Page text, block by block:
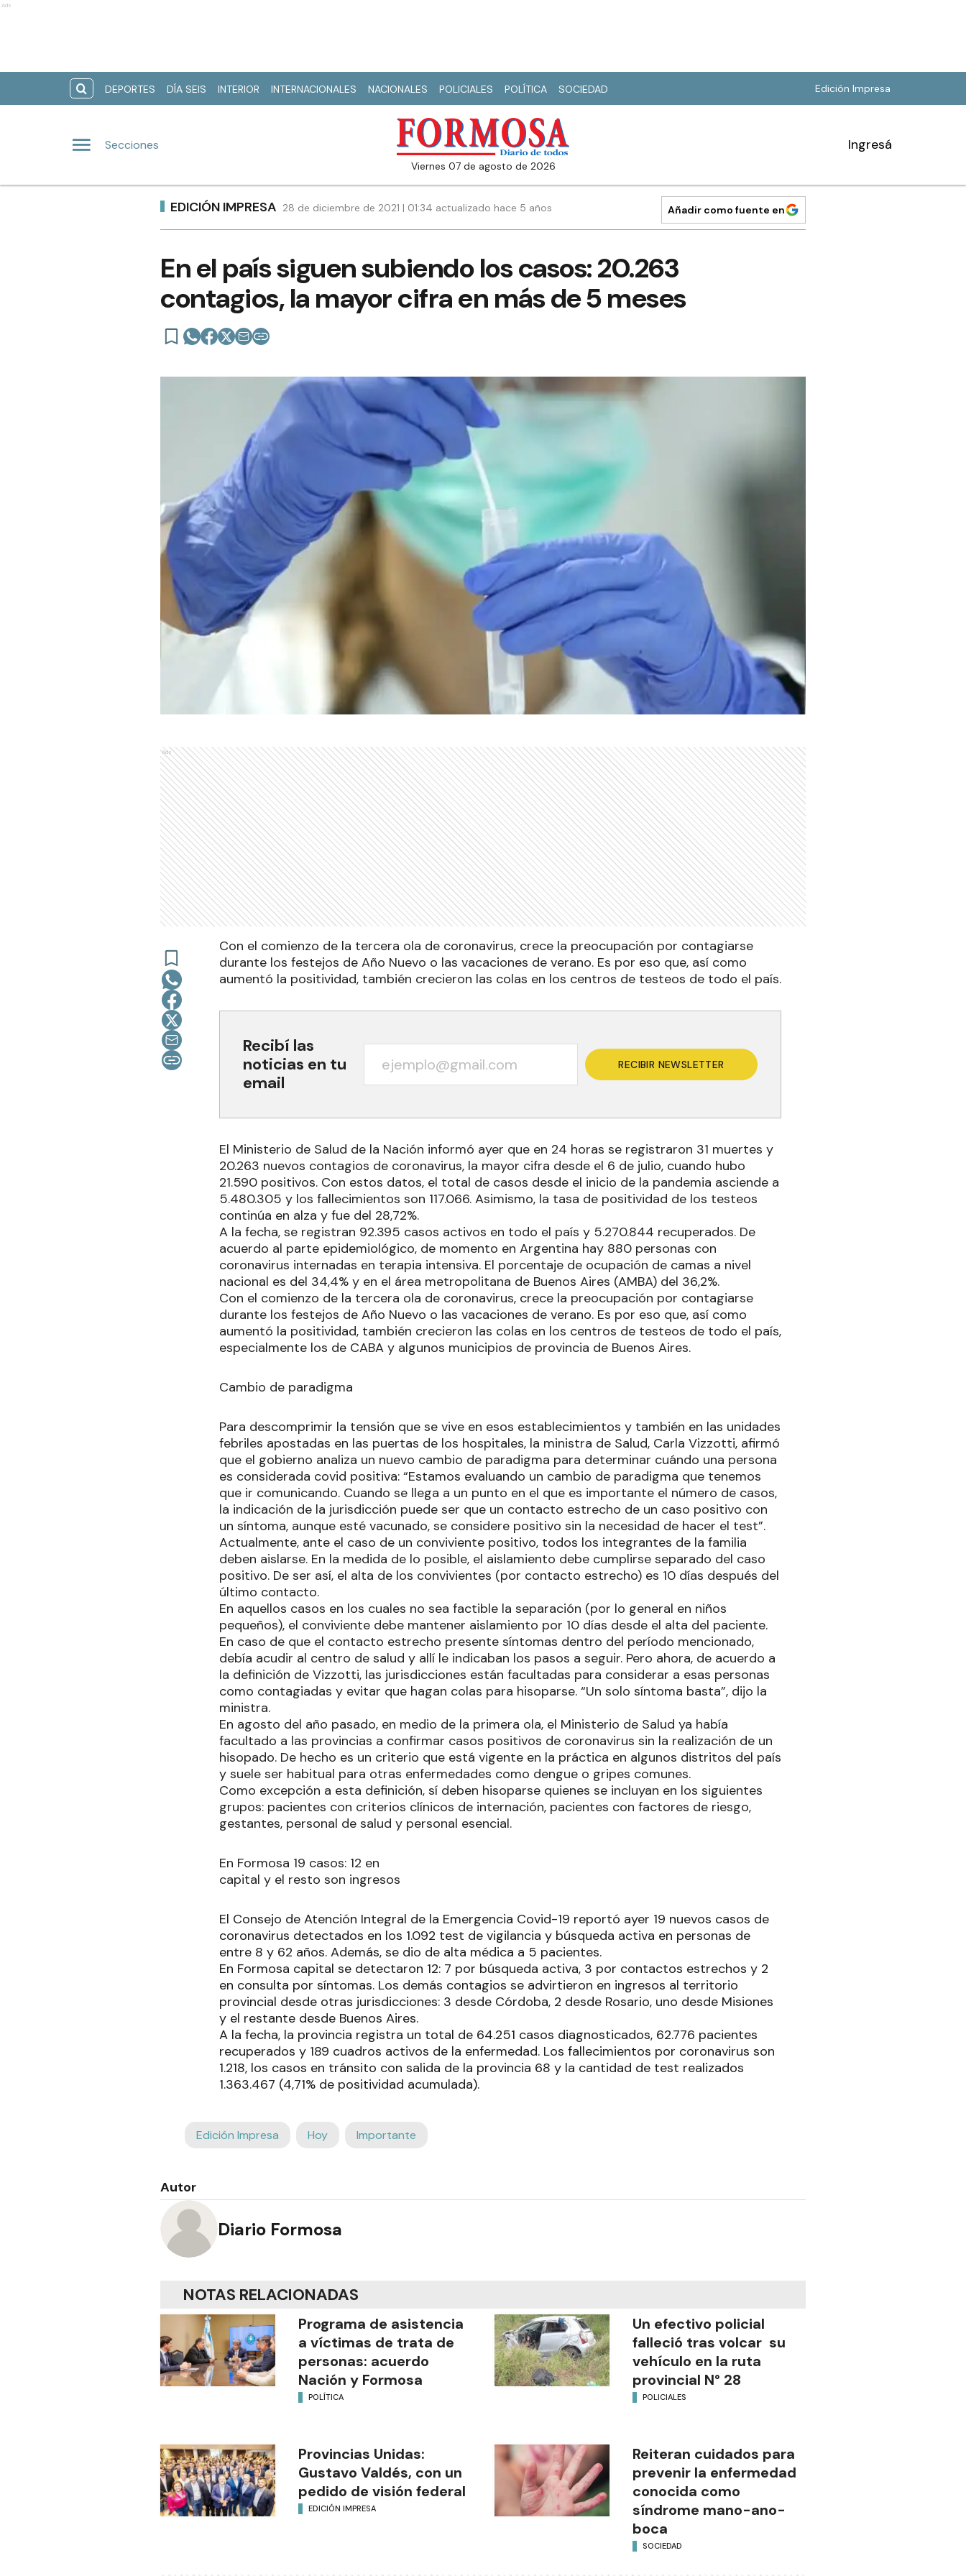
Ads
DEPORTES DÍA SEIS INTERIOR INTERNACIONALES NACIONALES POLICIALES POLÍTICA SOCIEDAD Edición Impresa
Secciones
viernes 07 de agosto de 2026
Ingresá
EDICIÓN IMPRESA 28 de diciembre de 2021 | 01:34 actualizado hace 5 años Añadir como fuente en
En el país siguen subiendo los casos: 20.263
contagios, la mayor cifra en más de 5 meses
Ads
Con el comienzo de la tercera ola de coronavirus, crece la preocupación por contagiarse
durante los festejos de Año Nuevo o las vacaciones de verano. Es por eso que, así como
aumentó la positividad, también crecieron las colas en los centros de testeos de todo el país.
Recibí las
noticias en tu
email
RECIBIR NEWSLETTER
El Ministerio de Salud de la Nación informó ayer que en 24 horas se registraron 31 muertes y
20.263 nuevos contagios de coronavirus, la mayor cifra desde el 6 de julio, cuando hubo
21.590 positivos. Con estos datos, el total de casos desde el inicio de la pandemia asciende a
5.480.305 y los fallecimientos son 117.066. Asimismo, la tasa de positividad de los testeos
continúa en alza y fue del 28,72%.
A la fecha, se registran 92.395 casos activos en todo el país y 5.270.844 recuperados. De
acuerdo al parte epidemiológico, de momento en Argentina hay 880 personas con
coronavirus internadas en terapia intensiva. El porcentaje de ocupación de camas a nivel
nacional es del 34,4% y en el área metropolitana de Buenos Aires (AMBA) del 36,2%.
Con el comienzo de la tercera ola de coronavirus, crece la preocupación por contagiarse
durante los festejos de Año Nuevo o las vacaciones de verano. Es por eso que, así como
aumentó la positividad, también crecieron las colas en los centros de testeos de todo el país,
especialmente los de CABA y algunos municipios de provincia de Buenos Aires.
Cambio de paradigma
Para descomprimir la tensión que se vive en esos establecimientos y también en las unidades
febriles apostadas en las puertas de los hospitales, la ministra de Salud, Carla Vizzotti, afirmó
que el gobierno analiza un nuevo cambio de paradigma para determinar cuándo una persona
es considerada covid positiva: “Estamos evaluando un cambio de paradigma que tenemos
que ir comunicando. Cuando se llega a un punto en el que es importante el número de casos,
la indicación de la jurisdicción puede ser que un contacto estrecho de un caso positivo con
un síntoma, aunque esté vacunado, se considere positivo sin la necesidad de hacer el test”.
Actualmente, ante el caso de un conviviente positivo, todos los integrantes de la familia
deben aislarse. En la medida de lo posible, el aislamiento debe cumplirse separado del caso
positivo. De ser así, el alta de los convivientes (por contacto estrecho) es 10 días después del
último contacto.
En aquellos casos en los cuales no sea factible la separación (por lo general en niños
pequeños), el conviviente debe mantener aislamiento por 10 días desde el alta del paciente.
En caso de que el contacto estrecho presente síntomas dentro del período mencionado,
debía acudir al centro de salud y allí le indicaban los pasos a seguir. Pero ahora, de acuerdo a
la definición de Vizzotti, las jurisdicciones están facultadas para considerar a esas personas
como contagiadas y evitar que hagan colas para hisoparse. “Un solo síntoma basta”, dijo la
ministra.
En agosto del año pasado, en medio de la primera ola, el Ministerio de Salud ya había
facultado a las provincias a confirmar casos positivos de coronavirus sin la realización de un
hisopado. De hecho es un criterio que está vigente en la práctica en algunos distritos del país
y suele ser habitual para otras enfermedades como dengue o gripes comunes.
Como excepción a esta definición, sí deben hisoparse quienes se incluyan en los siguientes
grupos: pacientes con criterios clínicos de internación, pacientes con factores de riesgo,
gestantes, personal de salud y personal esencial.
En Formosa 19 casos: 12 en
capital y el resto son ingresos
El Consejo de Atención Integral de la Emergencia Covid-19 reportó ayer 19 nuevos casos de
coronavirus detectados en los 1.092 test de vigilancia y búsqueda activa en personas de
entre 8 y 62 años. Además, se dio de alta médica a 5 pacientes.
En Formosa capital se detectaron 12: 7 por búsqueda activa, 3 por contactos estrechos y 2
en consulta por síntomas. Los demás contagios se advirtieron en ingresos al territorio
provincial desde otras jurisdicciones: 3 desde Córdoba, 2 desde Rosario, uno desde Misiones
y el restante desde Buenos Aires.
A la fecha, la provincia registra un total de 64.251 casos diagnosticados, 62.776 pacientes
recuperados y 189 cuadros activos de la enfermedad. Los fallecimientos por coronavirus son
1.218, los casos en tránsito con salida de la provincia 68 y la cantidad de test realizados
1.363.467 (4,71% de positividad acumulada).
Edición Impresa Hoy Importante
Autor
Diario Formosa
NOTAS RELACIONADAS
Programa de asistencia
a víctimas de trata de
personas: acuerdo
Nación y Formosa
POLÍTICA
Un efectivo policial
falleció tras volcar su
vehículo en la ruta
provincial N° 28
POLICIALES
Provincias Unidas:
Gustavo Valdés, con un
pedido de visión federal
EDICIÓN IMPRESA
Reiteran cuidados para
prevenir la enfermedad
conocida como
síndrome mano-ano-
boca
SOCIEDAD